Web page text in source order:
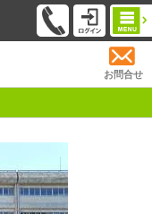
お問合せ